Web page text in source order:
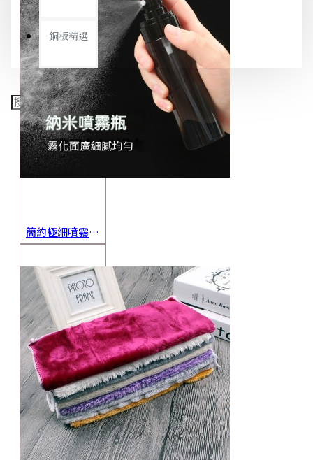
銅板精選
簡約極細噴霧瓶 旅行分裝瓶 保養品分裝 酒精噴霧瓶 小噴壺 香水瓶 隨身瓶